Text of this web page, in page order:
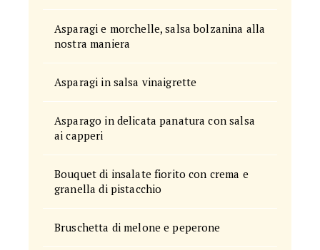
Asparagi e morchelle, salsa bolzanina alla
nostra maniera
Asparagi in salsa vinaigrette
Asparago in delicata panatura con salsa
ai capperi
Bouquet di insalate fiorito con crema e
granella di pistacchio
Bruschetta di melone e peperone